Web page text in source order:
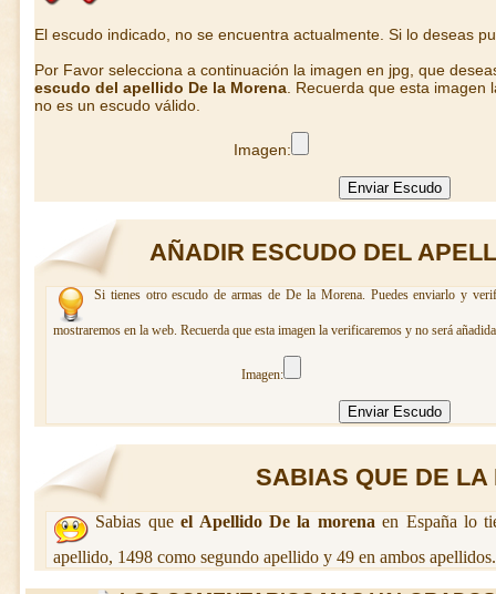
El escudo indicado, no se encuentra actualmente. Si lo deseas
Por Favor selecciona a continuación la imagen en jpg, que
escudo del apellido De la Morena . Recuerda que esta
no es un escudo válido.
Imagen:
AÑADIR ESCUDO DEL
Si tienes otro escudo de armas de De la Morena. Puedes enviarlo y
mostraremos en la web. Recuerda que esta imagen la verificaremos y no será
Imagen:
SABIAS QUE DE LA
Sabias queel Apellido De la morena en España lo
apellido, 1498 como segundo apellido y 49 en ambos apellidos.